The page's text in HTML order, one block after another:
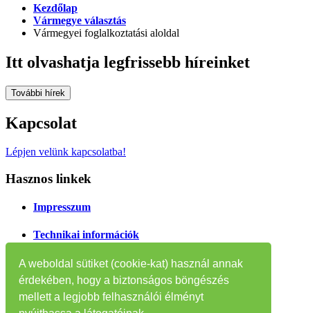
A weboldal sütiket (cookie-kat) használ annak
érdekében, hogy a biztonságos böngészés
mellett a legjobb felhasználói élményt
Kezdőlap
Vármegye választás
Vármegyei foglalkoztatási aloldal
Itt olvashatja legfrissebb híreinket
További hírek
Kapcsolat
Lépjen velünk kapcsolatba!
Hasznos linkek
Impresszum
Technikai információk
Oldaltérkép
Tájékoztatók